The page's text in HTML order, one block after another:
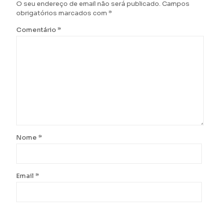
O seu endereço de email não será publicado. Campos
obrigatórios marcados com *
Comentário*
Nome *
Email *